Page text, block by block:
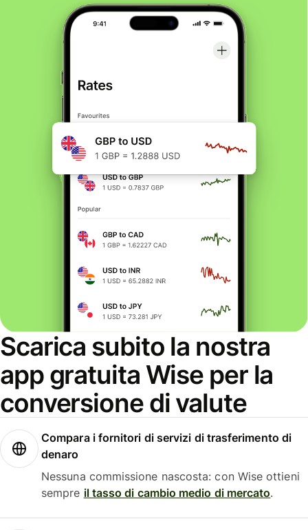
Scarica subito la nostra
app gratuita Wise per la
conversione di valute
Compara i fornitori di servizi di trasferimento di
denaro
Nessuna commissione nascosta: con Wise ottieni
sempre il tasso di cambio medio di mercato.